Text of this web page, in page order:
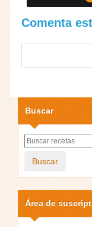
Comenta
Buscar
Buscar
Área de